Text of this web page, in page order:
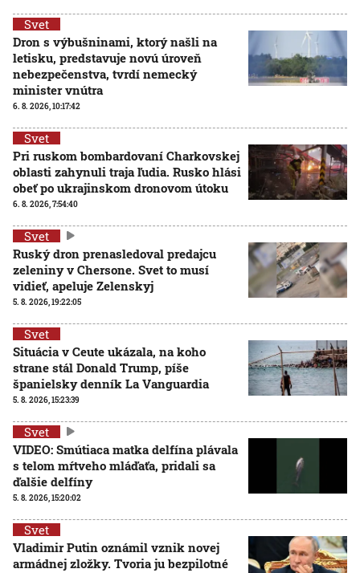
Svet
Dron s výbušninami, ktorý našli na
letisku, predstavuje novú úroveň
nebezpečenstva, tvrdí nemecký
minister vnútra
6. 8. 2026, 10:17:42
Svet
Pri ruskom bombardovaní Charkovskej
oblasti zahynuli traja ľudia. Rusko hlási
obeť po ukrajinskom dronovom útoku
6. 8. 2026, 7:54:40
Svet
Ruský dron prenasledoval predajcu
zeleniny v Chersone. Svet to musí
vidieť, apeluje Zelenskyj
5. 8. 2026, 19:22:05
Svet
Situácia v Ceute ukázala, na koho
strane stál Donald Trump, píše
španielsky denník La Vanguardia
5. 8. 2026, 15:23:39
Svet
VIDEO: Smútiaca matka delfína plávala
s telom mŕtveho mláďaťa, pridali sa
ďalšie delfíny
5. 8. 2026, 15:20:02
Svet
Vladimir Putin oznámil vznik novej
armádnej zložky. Tvoria ju bezpilotné